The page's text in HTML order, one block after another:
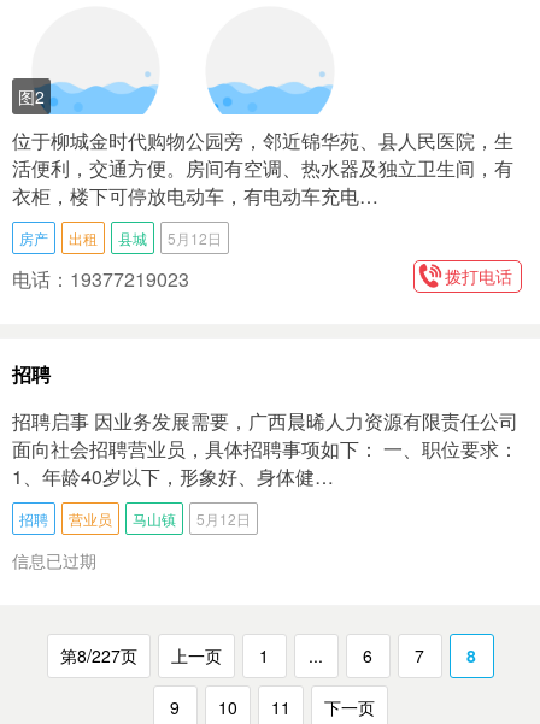
图2
位于柳城金时代购物公园旁，邻近锦华苑、县人民医院，生
活便利，交通方便。房间有空调、热水器及独立卫生间，有
衣柜，楼下可停放电动车，有电动车充电…
房产 出租 县城 5月12日
电话：19377219023 拨打电话
招聘
招聘启事 因业务发展需要，广西晨晞人力资源有限责任公司
面向社会招聘营业员，具体招聘事项如下： 一、职位要求：
1、年龄40岁以下，形象好、身体健…
招聘 营业员 马山镇 5月12日
信息已过期
第8/227页 上一页 1 ... 6 7 8
9 10 11 下一页